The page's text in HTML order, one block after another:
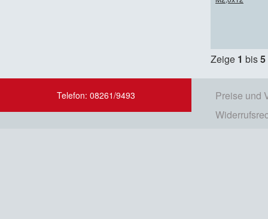
Zeige 1 bis5
Telefon: 08261/9493
Preise und